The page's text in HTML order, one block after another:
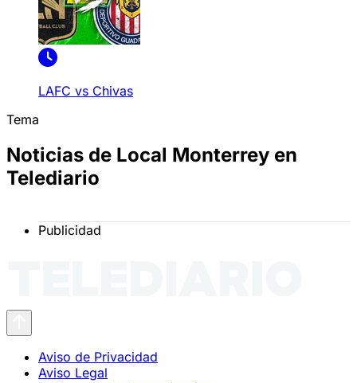
LAFC vs Chivas
Tema
Noticias de Local Monterrey en
Telediario
Publicidad
Aviso de Privacidad
Aviso Legal